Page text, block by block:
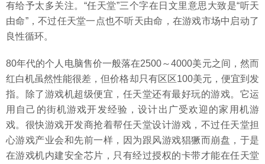
有给予太多关注。“任天堂”三个字在日文里意思大致是“听天
由命”，不过任天堂一点也不听天由命，在游戏市场中启动了
良性循环。
80年代的个人电脑售价一般落在2500～4000美元之间，然而
红白机虽然性能很差，但价格却只有区区100美元，便宜到发
指。除了游戏机超级便宜，任天堂还有最好玩的游戏。它运
用自己的街机游戏开发经验，设计出广受欢迎的家用机游
戏。很快游戏开发商抢着帮任天堂设计游戏，不过任天堂担
心游戏产业会和先前一样，因为跟风游戏猖獗而崩盘，于是
在游戏机内建安全芯片，只有经过授权的卡带才能在任天堂